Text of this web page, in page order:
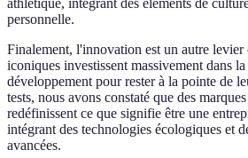
athlétique, intégrant des éléments de
personnelle.
Finalement, l'innovation est un autre levier
iconiques investissent massivement dans
développement pour rester à la pointe de
tests, nous avons constaté que des
redéfinissent ce que signifie être une
intégrant des technologies écologiques et
avancées.